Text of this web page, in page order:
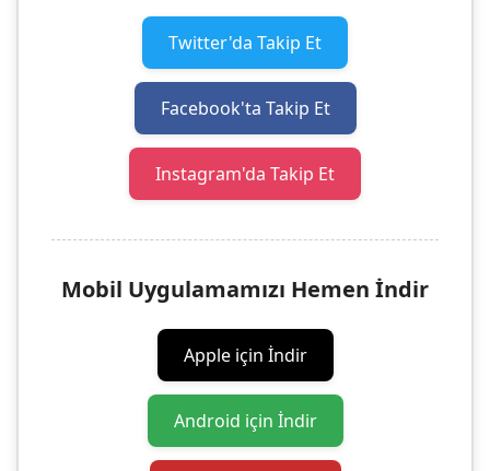
Twitter'da Takip Et
Facebook'ta Takip Et
Instagram'da Takip Et
Mobil Uygulamamızı Hemen İndir
Apple için İndir
Android için İndir